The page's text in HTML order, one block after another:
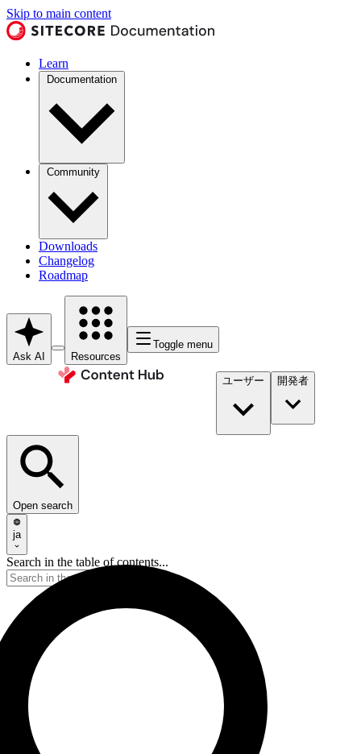
Skip to main content
Learn
Documentation
Community
Downloads
Changelog
Roadmap
Ask AI Resources
Toggle menu
ユーザー 開発者​
Open search
ja
Search in the table of contents...